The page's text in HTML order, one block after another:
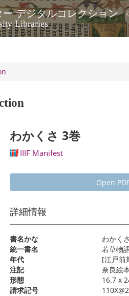
デジタルコレクション
Libraries
わかくさ 3巻
IIIF Manifest
Open
詳細情報
書名かな
わかくさ
統一書名
若草物
年代
[江戸前
注記
奈良絵
形態
16.7 x
請求記号